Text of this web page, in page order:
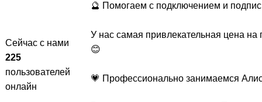
Сейчас с нами
225
пользователей
онлайн
🔮 Помогаем с подключением и
У нас самая привлекательная цена
😊
💗 Профессионально занимаемся